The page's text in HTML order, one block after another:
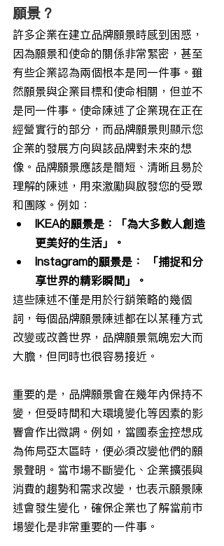
願景？
許多企業在建立品牌願景時感到困惑，
因為願景和使命的關係非常緊密，甚至
有些企業認為兩個根本是同一件事。雖
然願景與企業目標和使命相關，但並不
是同一件事。使命陳述了企業現在正在
經營實行的部分，而品牌願景則顯示您
企業的發展方向與該品牌對未來的想
像。品牌願景應該是簡短、清晰且易於
理解的陳述，用來激勵與啟發您的受眾
和團隊。例如：
IKEA的願景是：「為大多數人創造
更美好的生活」。
Instagram的願景是： 「捕捉和分
享世界的精彩瞬間」。
這些陳述不僅是用於行銷策略的幾個
詞，每個品牌願景陳述都在以某種方式
改變或改善世界，品牌願景氣魄宏大而
大膽，但同時也很容易接近。
重要的是，品牌願景會在幾年內保持不
變，但受時間和大環境變化等因素的影
響會作出微調。例如，當國泰金控想成
為佈局亞太區時，便必須改變他們的願
景聲明。當市場不斷變化、企業擴張與
消費的趨勢和需求改變，也表示願景陳
述會發生變化，確保企業也了解當前市
場變化是非常重要的一件事。